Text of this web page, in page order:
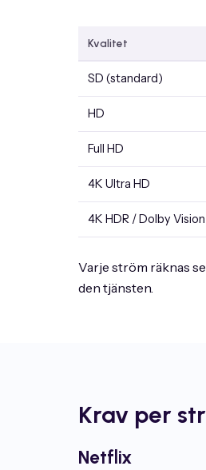
Kvalitet
SD (standard)
HD
Full HD
4K Ultra HD
4K HDR / Dolby Vision
Varje ström räknas
den tjänsten.
Krav per
Netflix